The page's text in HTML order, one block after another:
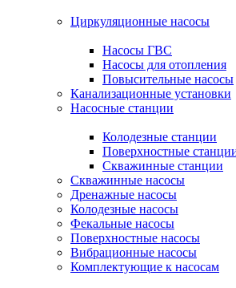
Циркуляционные насосы
Насосы ГВС
Насосы для отопления
Повысительные насосы
Канализационные установки
Насосные станции
Колодезные станции
Поверхностные
Скважинные станции
Скважинные насосы
Дренажные насосы
Колодезные насосы
Фекальные насосы
Поверхностные насосы
Вибрационные насосы
Комплектующие к насосам